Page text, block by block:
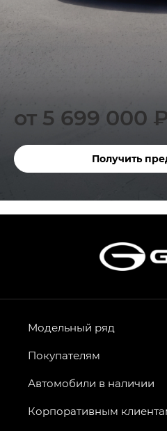
от 5 699 000 ₽
Получить
Модельный ряд
Покупателям
Автомобили в наличии
Корпоративным